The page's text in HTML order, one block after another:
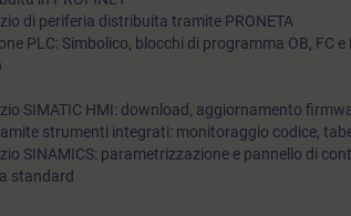
di periferia distribuita tramite PRONETA
PLC: Simbolico, blocchi di programma OB, FC
SIMATIC HMI: download, aggiornamento
strumenti integrati: monitoraggio codice,
SINAMICS: parametrizzazione e pannello di
standard